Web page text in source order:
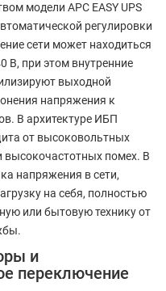
модели APC EASY UPS
регулировки
сети может находиться
В, при этом внутренние
выходной
напряжения к
В архитектуре ИБП
от высоковольтных
высокочастотных помех. В
напряжения в сети,
на себя, полностью
или бытовую технику от
и
переключение